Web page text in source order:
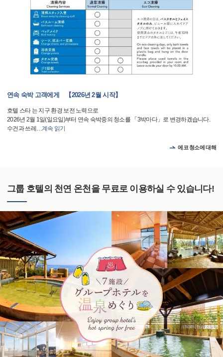
연속 숙박 고객에게 【2026년 2월 시작】
호텔 스타 는 지구 환경 보전 노력으로
2026년 2월 1일(일요일)부터 연속 숙박중의 청소를 「3박마다」로 변경하겠습니다.
수건과 쓰레 …계속 읽기
에코 청소에 대해
그룹 호텔의 천연 온천을 무료로 이용하실 수 있습니다!